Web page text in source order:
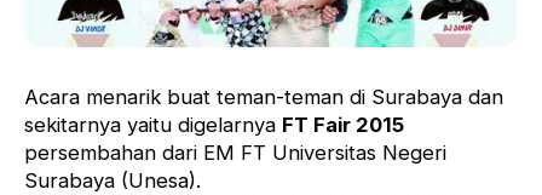
Acara menarik buat teman-teman di Surabaya dan
sekitarnya yaitu digelarnya FT Fair 2015
persembahan dari EM FT Universitas Negeri
Surabaya (Unesa).